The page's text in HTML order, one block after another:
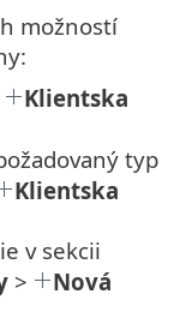
možností
Klientska
typ
Klientska
v sekcii
>
Nová